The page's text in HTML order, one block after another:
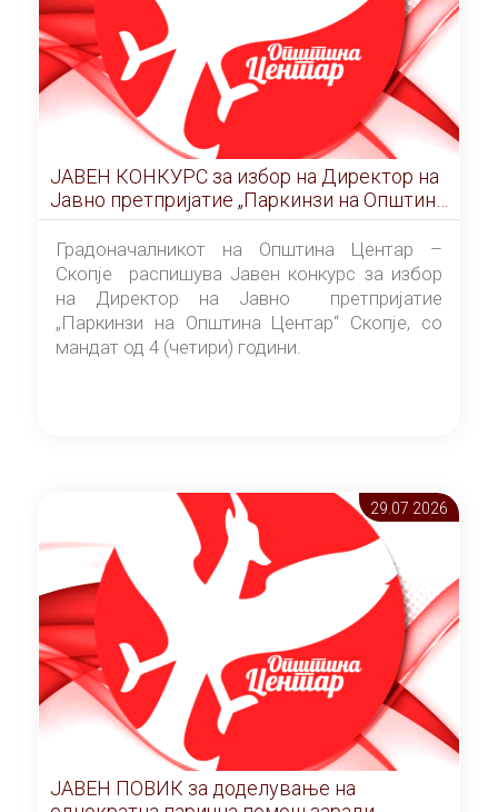
ЈАВЕН КОНКУРС за избор на Директор на
Јавно претпријатие „Паркинзи на Општина
Центар“ – Скопје
Градоначалникот на Општина Центар –
Скопје распишува Јавен конкурс за избор
на Директор на Јавно претпријатие
„Паркинзи на Општина Центар“ Скопје, со
мандат од 4 (четири) години.
29.07 2026
ЈАВЕН ПОВИК за доделување на